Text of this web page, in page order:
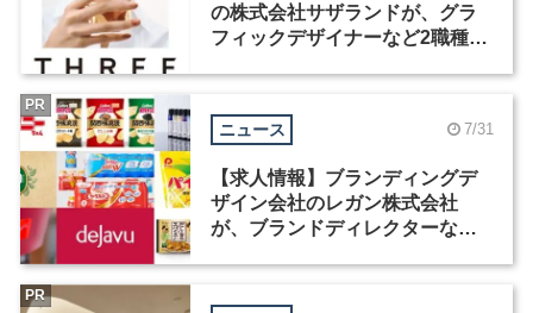
の株式会社サザランドが、グラ
フィックデザイナーなど2職種を
ニュース 7/31
【求人情報】ブランディングデ
ザイン会社のレガン株式会社
が、ブランドディレクターなど3
PR
PR